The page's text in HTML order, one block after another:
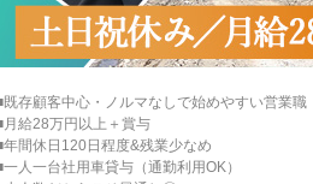
既存顧客中心・ノルマなしで始めやすい営業職
月給28万円以上＋賞与
年間休日120日程度&残業少なめ
一人一台社用車貸与（通勤利用OK）